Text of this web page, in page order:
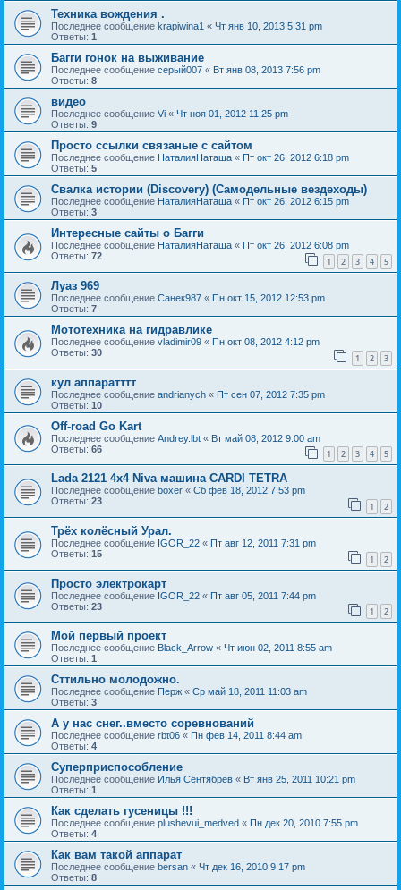
Техника вождения .
Последнее сообщение krapiwina1 « Чт янв 10, 2013 5:31 pm
Ответы: 1
Багги гонок на выживание
Последнее сообщение серый007 « Вт янв 08, 2013 7:56 pm
Ответы: 8
видео
Последнее сообщение Vi « Чт ноя 01, 2012 11:25 pm
Ответы: 9
Просто ссылки связаные с сайтом
Последнее сообщение НаталияНаташа « Пт окт 26, 2012 6:18 pm
Ответы: 5
Свалка истории (Discovery) (Самодельные вездеходы)
Последнее сообщение НаталияНаташа « Пт окт 26, 2012 6:15 pm
Ответы: 3
Интересные сайты о Багги
Последнее сообщение НаталияНаташа « Пт окт 26, 2012 6:08 pm
Ответы: 72 1 2 3 4 5
Луаз 969
Последнее сообщение Санек987 « Пн окт 15, 2012 12:53 pm
Ответы: 7
Мототехника на гидравлике
Последнее сообщение vladimir09 « Пн окт 08, 2012 4:12 pm
Ответы: 30 1 2 3
кул аппаратттт
Последнее сообщение andrianych « Пт сен 07, 2012 7:35 pm
Ответы: 10
Off-road Go Kart
Последнее сообщение Andrey.lbt « Вт май 08, 2012 9:00 am
Ответы: 66 1 2 3 4 5
Lada 2121 4x4 Niva машина CARDI TETRA
Последнее сообщение boxer « Сб фев 18, 2012 7:53 pm
Ответы: 23 1 2
Трёх колёсный Урал.
Последнее сообщение IGOR_22 « Пт авг 12, 2011 7:31 pm
Ответы: 15 1 2
Просто электрокарт
Последнее сообщение IGOR_22 « Пт авг 05, 2011 7:44 pm
Ответы: 23 1 2
Мой первый проект
Последнее сообщение Black_Arrow « Чт июн 02, 2011 8:55 am
Ответы: 1
Сттильно молодожно.
Последнее сообщение Перж « Ср май 18, 2011 11:03 am
Ответы: 3
А у нас снег..вместо соревнований
Последнее сообщение rbt06 « Пн фев 14, 2011 8:44 am
Ответы: 4
Суперприспособление
Последнее сообщение Илья Сентябрев « Вт янв 25, 2011 10:21 pm
Ответы: 1
Как сделать гусеницы !!!
Последнее сообщение plushevui_medved « Пн дек 20, 2010 7:55 pm
Ответы: 4
Как вам такой аппарат
Последнее сообщение bersan « Чт дек 16, 2010 9:17 pm
Ответы: 8